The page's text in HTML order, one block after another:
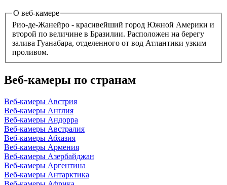
О веб-камере
Рио-де-Жанейро - красивейший город Южной Америки и
второй по величине в Бразилии. Расположен на берегу
залива Гуанабара, отделенного от вод Атлантики узким
проливом.
Веб-камеры по странам
Веб-камеры Австрия
Веб-камеры Англия
Веб-камеры Андорра
Веб-камеры Австралия
Веб-камеры Абхазия
Веб-камеры Армения
Веб-камеры Азербайджан
Веб-камеры Аргентина
Веб-камеры Антарктика